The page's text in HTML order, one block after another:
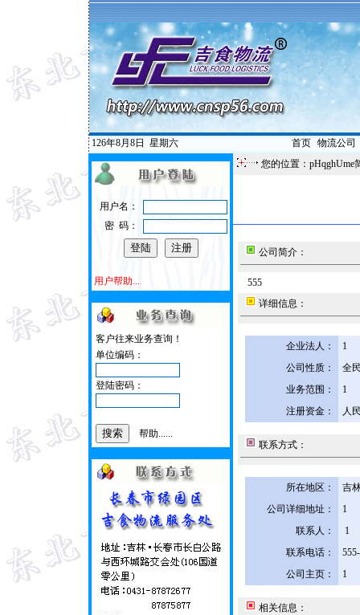
126年8月8日 星期六 首页| 物流公司
用户名：
密 码：
用户帮助...
客户往来业务查询！
单位编码：
登陆密码：
帮助......
您的位置：pHqghUme
公司简介：
555
详细信息：
企业法人：
1
公司性质：
全
业务范围：
1
注册资金：
人
联系方式：
所在地区：
吉
公司详细地址：
1
联系人：
1
联系电话：
公司主页：
1
相关信息：